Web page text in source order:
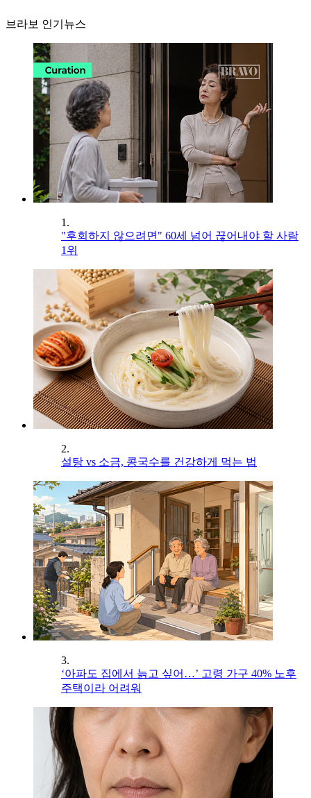
브라보 인기뉴스
1.
"후회하지 않으려면" 60세 넘어 끊어내야 할 사람
1위
2.
설탕 vs 소금, 콩국수를 건강하게 먹는 법
3.
‘아파도 집에서 늙고 싶어…’ 고령 가구 40% 노후
주택이라 어려워